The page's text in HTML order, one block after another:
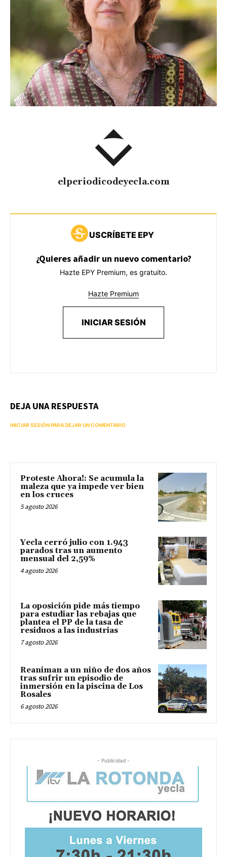
elperiodicodeyecla.com
USCRÍBETE EPY
¿Quieres añadir un nuevo comentario?
Hazte EPY Premium, es gratuito.
Hazte Premium
INICIAR SESIÓN
DEJA UNA RESPUESTA
INICIAR SESIÓN PARA DEJAR UN COMENTARIO
Proteste Ahora!: Se acumula la
maleza que ya impede ver bien
en los cruces
5 agosto 2026
Yecla cerró julio con 1.943
parados tras un aumento
mensual del 2,59%
4 agosto 2026
La oposición pide más tiempo
para estudiar las rebajas que
plantea el PP de la tasa de
residuos a las industrias
7 agosto 2026
Reaniman a un niño de dos años
tras sufrir un episodio de
inmersión en la piscina de Los
Rosales
6 agosto 2026
- Publicidad -